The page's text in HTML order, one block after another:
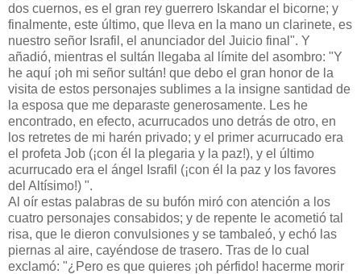
dos cuernos, es el gran rey guerrero Iskandar el bicorne; y
finalmente, este último, que lleva en la mano un clarinete, es
nuestro señor Israfil, el anunciador del Juicio final". Y
añadió, mientras el sultán llegaba al límite del asombro: "Y
he aquí ¡oh mi señor sultán! que debo el gran honor de la
visita de estos personajes sublimes a la insigne santidad de
la esposa que me deparaste generosamente. Les he
encontrado, en efecto, acurrucados uno detrás de otro, en
los retretes de mi harén privado; y el primer acurrucado era
el profeta Job (¡con él la plegaria y la paz!), y el último
acurrucado era el ángel Israfil (¡con él la paz y los favores
del Altísimo!) ".
Al oír estas palabras de su bufón miró con atención a los
cuatro personajes consabidos; y de repente le acometió tal
risa, que le dieron convulsiones y se tambaleó, y echó las
piernas al aire, cayéndose de trasero. Tras de lo cual
exclamó: "¿Pero es que quieres ¡oh pérfido! hacerme morir